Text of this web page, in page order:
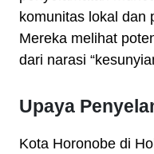
komunitas lokal dan
Mereka melihat
dari narasi
Upaya
Kota Horonobe di